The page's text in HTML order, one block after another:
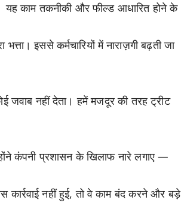
यह काम तकनीकी और फील्ड आधारित होने के
इससे कर्मचारियों में नाराज़गी बढ़ती जा
जवाब नहीं देता। हमें मजदूर की तरह ट्रीट
कंपनी प्रशासन के खिलाफ नारे लगाए —
कार्रवाई नहीं हुई, तो वे काम बंद करने और बड़े